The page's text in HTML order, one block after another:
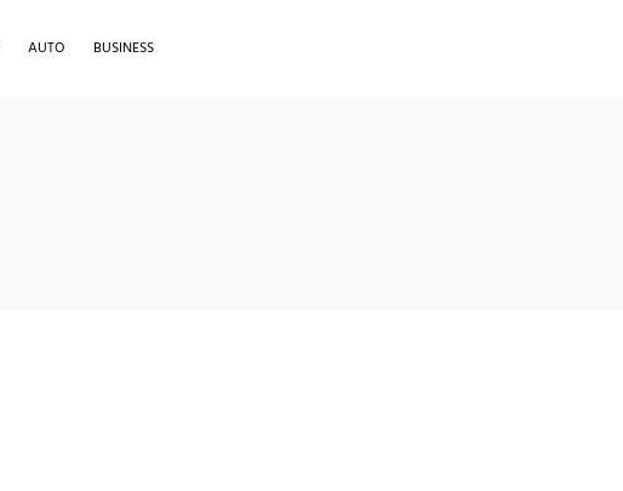
AUTO BUSINESS